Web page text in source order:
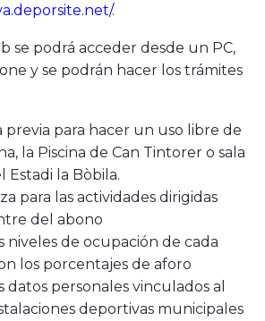
.
se podrá acceder desde un PC,
y se podrán hacer los trámites
previa para hacer un uso libre de
la Piscina de Can Tintorer o sala
Estadi la Bòbila.
para las actividades dirigidas
del abono
niveles de ocupación de cada
los porcentajes de aforo
datos personales vinculados al
deportivas municipales